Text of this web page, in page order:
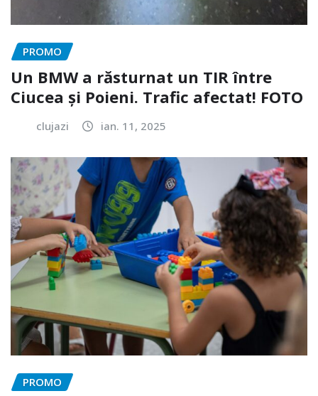
PROMO
Un BMW a răsturnat un TIR între
Ciucea și Poieni. Trafic afectat! FOTO
clujazi ian. 11, 2025
PROMO